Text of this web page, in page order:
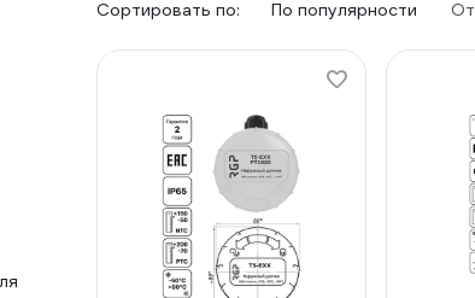
Сортировать по: По популярности